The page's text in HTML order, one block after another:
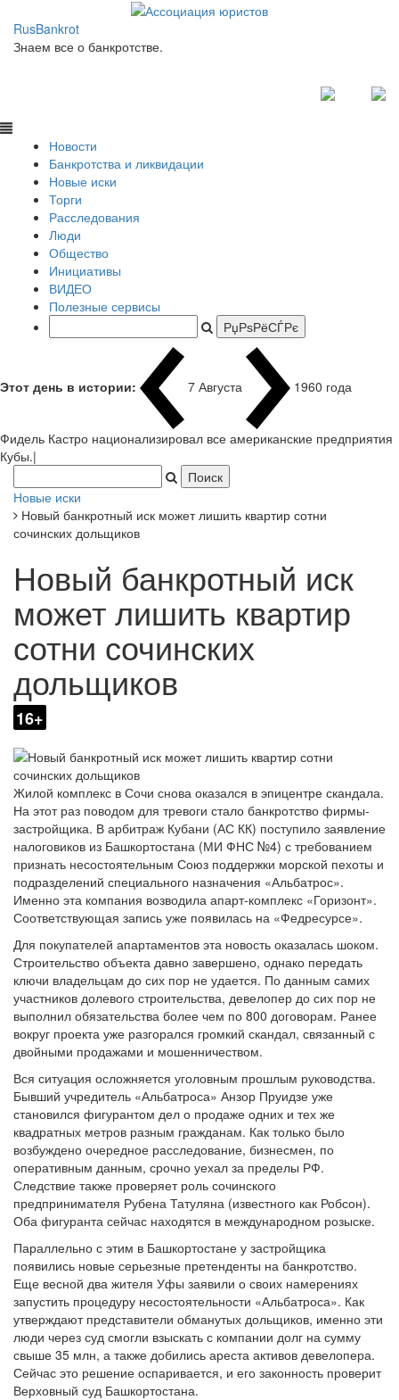
RusBankrot
Знаем все о банкротстве.
Новости
Банкротства и ликвидации
Новые иски
Торги
Расследования
Люди
Общество
Инициативы
ВИДЕО
Полезные сервисы
Этот день в истории: 7 Августа 1960 года
Фидель Кастро национализировал все американские предприятия
Кубы.|
Новые иски
Новый банкротный иск может лишить квартир сотни
сочинских дольщиков
Новый банкротный иск
может лишить квартир
сотни сочинских
дольщиков
16+
Жилой комплекс в Сочи снова оказался в эпицентре скандала.
На этот раз поводом для тревоги стало банкротство фирмы-
застройщика. В арбитраж Кубани (АС КК) поступило заявление
налоговиков из Башкортостана (МИ ФНС №4) с требованием
признать несостоятельным Союз поддержки морской пехоты и
подразделений специального назначения «Альбатрос».
Именно эта компания возводила апарт-комплекс «Горизонт».
Соответствующая запись уже появилась на «Федресурсе».
Для покупателей апартаментов эта новость оказалась шоком.
Строительство объекта давно завершено, однако передать
ключи владельцам до сих пор не удается. По данным самих
участников долевого строительства, девелопер до сих пор не
выполнил обязательства более чем по 800 договорам. Ранее
вокруг проекта уже разгорался громкий скандал, связанный с
двойными продажами и мошенничеством.
Вся ситуация осложняется уголовным прошлым руководства.
Бывший учредитель «Альбатроса» Анзор Пруидзе уже
становился фигурантом дел о продаже одних и тех же
квадратных метров разным гражданам. Как только было
возбуждено очередное расследование, бизнесмен, по
оперативным данным, срочно уехал за пределы РФ.
Следствие также проверяет роль сочинского
предпринимателя Рубена Татуляна (известного как Робсон).
Оба фигуранта сейчас находятся в международном розыске.
Параллельно с этим в Башкортостане у застройщика
появились новые серьезные претенденты на банкротство.
Еще весной два жителя Уфы заявили о своих намерениях
запустить процедуру несостоятельности «Альбатроса». Как
утверждают представители обманутых дольщиков, именно эти
люди через суд смогли взыскать с компании долг на сумму
свыше 35 млн, а также добились ареста активов девелопера.
Сейчас это решение оспаривается, и его законность проверит
Верховный суд Башкортостана.